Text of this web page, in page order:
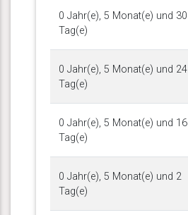
0 Jahr(e), 5 Monat(e) und 30
Tag(e)
0 Jahr(e), 5 Monat(e) und 24
Tag(e)
0 Jahr(e), 5 Monat(e) und 16
Tag(e)
0 Jahr(e), 5 Monat(e) und 2
Tag(e)